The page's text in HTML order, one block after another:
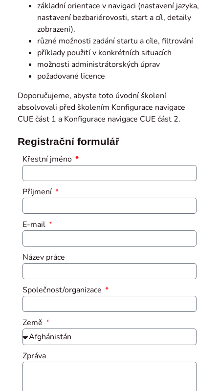
základní orientace v navigaci (nastavení jazyka,
nastavení bezbariérovosti, start a cíl, detaily
zobrazení).
různé možnosti zadání startu a cíle, filtrování
příklady použití v konkrétních situacích
možnosti administrátorských úprav
požadované licence
Doporučujeme, abyste toto úvodní školení
absolvovali před školením Konfigurace navigace
CUE část 1 a Konfigurace navigace CUE část 2.
Registrační formulář
Křestní jméno
Příjmení
E-mail
Název práce
Společnost/organizace
Země
Zpráva